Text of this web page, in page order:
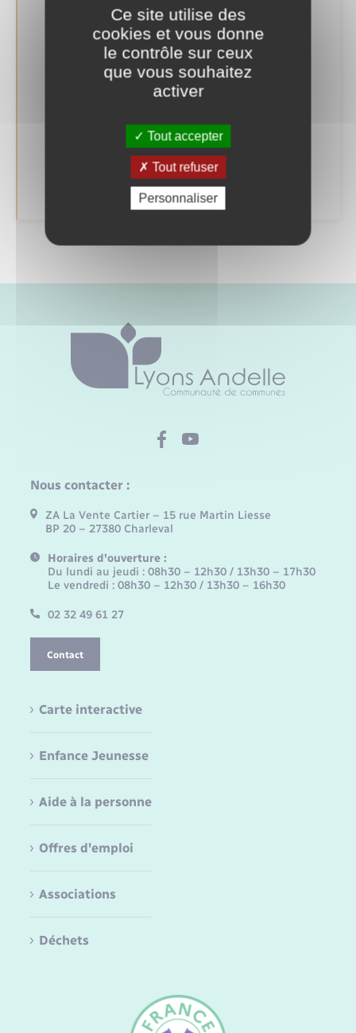
Bornes de recharge électrique
Bus et train
Covoiturage
Pass ton permis
Transport solidaire
Nous contacter :
ZA La Vente Cartier – 15 rue Martin Liesse
BP 20 – 27380 Charleval
Horaires d'ouverture :
Du lundi au jeudi : 08h30 – 12h30 / 13h30 – 17h30
Le vendredi : 08h30 – 12h30 / 13h30 – 16h30
02 32 49 61 27
Contact
Carte interactive
Enfance Jeunesse
Aide à la personne
Offres d'emploi
Associations
Déchets
Ce site utilise des
cookies et vous donne
le contrôle sur ceux
que vous souhaitez
activer
Tout accepter
Tout refuser
Personnaliser